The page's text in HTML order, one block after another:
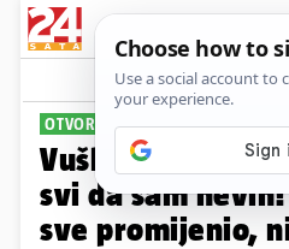
Sport
OTVORIO DUŠU
Vušković:
svi da sam
sve promijenio,